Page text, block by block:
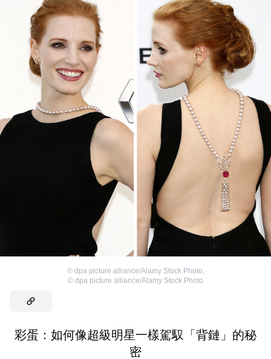
© dpa picture alliance/Alamy Stock Photo
© dpa picture alliance/Alamy Stock Photo
彩蛋：如何像超級明星一樣駕馭「背鏈」的秘
密